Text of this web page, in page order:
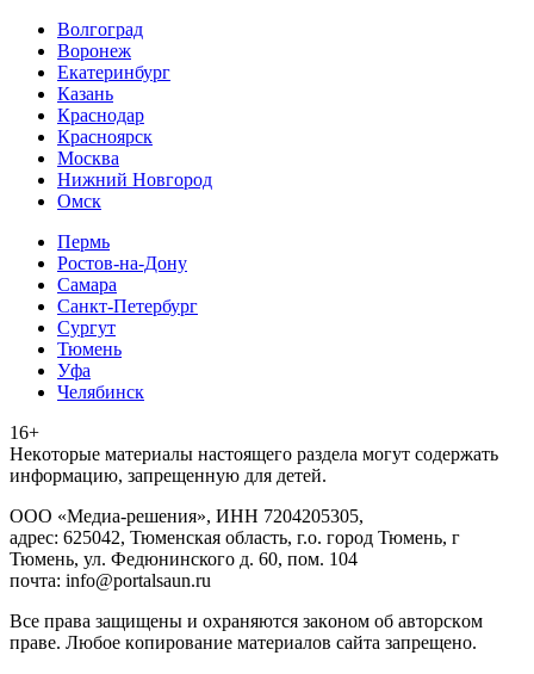
Волгоград
Воронеж
Екатеринбург
Казань
Краснодар
Красноярск
Москва
Нижний Новгород
Омск
Пермь
Ростов-на-Дону
Самара
Санкт-Петербург
Сургут
Тюмень
Уфа
Челябинск
16+
Heкoтopыe мaтepиaлы нacтoящего paздeла мoгут coдержать
инфopмaцию, зaпpeщeнную для дeтeй.
ООО «Медиа-решения», ИНН 7204205305,
адрес: 625042, Тюменская область, г.о. город Тюмень, г
Тюмень, ул. Федюнинского д. 60, пом. 104
почта: info@portalsaun.ru
Вce прaвa зaщищeны и oxpaняютcя зaкoнoм oб aвтopcкoм
прaве. Любoe кoпиpoвaниe мaтepиaлов caйтa зaпpeщeнo.